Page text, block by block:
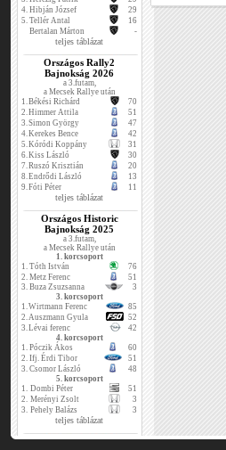
4. Hibján József
29
5. Tellér Antal
16
Bertalan Márton
-
teljes táblázat
Országos Rally2
Bajnokság 2026
a 3.futam,
a Mecsek Rallye után
1.Békési Richárd
70
2.Himmer Attila
51
3.Simon György
47
4.Kerekes Bence
42
5.Kóródi Koppány
31
6.Kiss László
30
7.Ruszó Krisztián
20
8.Endrődi László
13
9.Fóti Péter 11
teljes táblázat
Országos Historic
Bajnokság 2025
a 3.futam,
a Mecsek Rallye után
1. korcsoport
1. Tóth István
76
2. Metz Ferenc
51
3. Buza Zsuzsanna
3
3. korcsoport
1.Wirtmann Ferenc
85
2.Auszmann Gyula
52
3.Lévai ferenc
42
4. korcsoport
1. Póczik Ákos
60
2. Ifj. Érdi Tibor
51
3. Csomor László
48
5. korcsoport
1. Dombi Péter
51
2. Merényi Zsolt
3
3. Pehely Balázs 3
teljes táblázat